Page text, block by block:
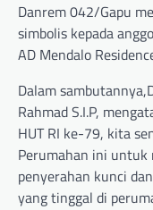
Danrem 042/Gapu
simbolis kepada
AD Mendalo
Dalam
Rahmad S.I.P,
HUT RI ke-79, kita
Perumahan ini untuk
penyerahan kunci
yang tinggal di